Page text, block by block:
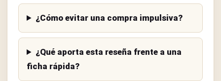
¿Cómo evitar una compra impulsiva?
¿Qué aporta esta reseña frente a una
ficha rápida?